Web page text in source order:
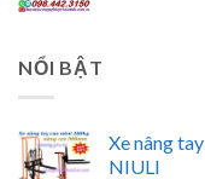
NỔI BẬT
Xe nâng
NIULI